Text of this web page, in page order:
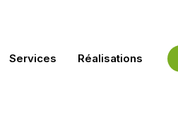
Services Réalisations